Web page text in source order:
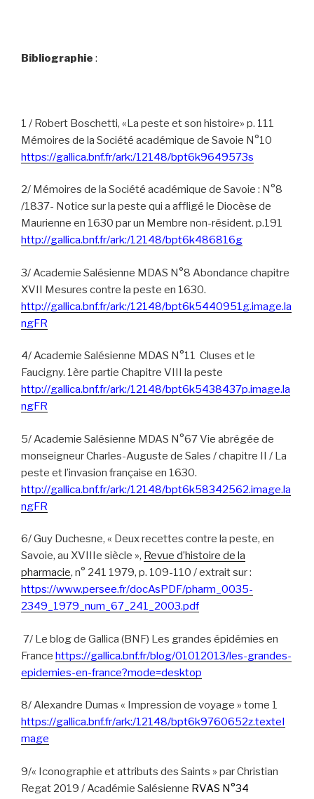
Bibliographie :
1 / Robert Boschetti, «La peste et son histoire» p. 111
Mémoires de la Société académique de Savoie N°10
https://gallica.bnf.fr/ark:/12148/bpt6k9649573s
2/ Mémoires de la Société académique de Savoie : N°8
/1837- Notice sur la peste qui a affligé le Diocèse de
Maurienne en 1630 par un Membre non-résident. p.191
http://gallica.bnf.fr/ark:/12148/bpt6k486816g
3/ Academie Salésienne MDAS N°8 Abondance chapitre
XVII Mesures contre la peste en 1630.
http://gallica.bnf.fr/ark:/12148/bpt6k5440951g.image.la
ngFR
4/ Academie Salésienne MDAS N°11 Cluses et le
Faucigny. 1ère partie Chapitre VIII la peste
http://gallica.bnf.fr/ark:/12148/bpt6k5438437p.image.la
ngFR
5/ Academie Salésienne MDAS N°67 Vie abrégée de
monseigneur Charles-Auguste de Sales / chapitre II / La
peste et l’invasion française en 1630.
http://gallica.bnf.fr/ark:/12148/bpt6k58342562.image.la
ngFR
6/ Guy Duchesne, « Deux recettes contre la peste, en
Savoie, au XVIIIe siècle », Revue d’histoire de la
pharmacie, n° 241‎ 1979, p. 109-110 / extrait sur :
https://www.persee.fr/docAsPDF/pharm_0035-
2349_1979_num_67_241_2003.pdf
7/ Le blog de Gallica (BNF) Les grandes épidémies en
France https://gallica.bnf.fr/blog/01012013/les-grandes-
epidemies-en-france?mode=desktop
8/ Alexandre Dumas « Impression de voyage » tome 1
https://gallica.bnf.fr/ark:/12148/bpt6k9760652z.texteI
mage
9/« Iconographie et attributs des Saints » par Christian
Regat 2019 / Académie Salésienne RVAS N°34